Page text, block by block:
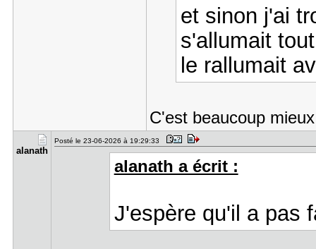
et sinon j'ai
s'allumait
le rallumait
C'est beaucoup
alanath
Posté le 23-06-2026 à 19:29:33
alanath a écrit :
J'espère qu'il a pas